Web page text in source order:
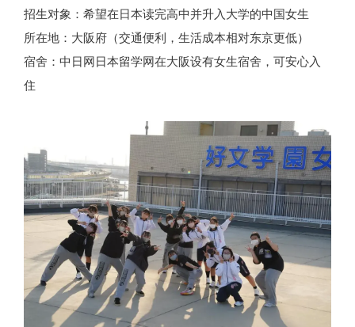
招生对象：希望在日本读完高中并升入大学的中国女生
所在地：大阪府（交通便利，生活成本相对东京更低）
宿舍：中日网日本留学网在大阪设有女生宿舍，可安心入
住